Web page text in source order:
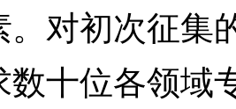
。对初次征集
数十位各领域